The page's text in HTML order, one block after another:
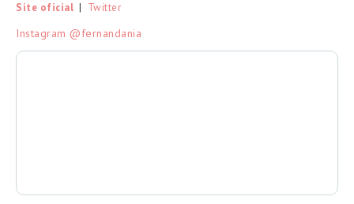
Site oficial
  |
Twitter
Instagram @fernandania